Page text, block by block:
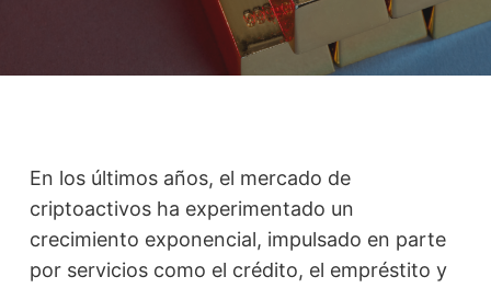
En los últimos años, el mercado de
criptoactivos ha experimentado un
crecimiento exponencial, impulsado en parte
por servicios como el crédito, el empréstito y